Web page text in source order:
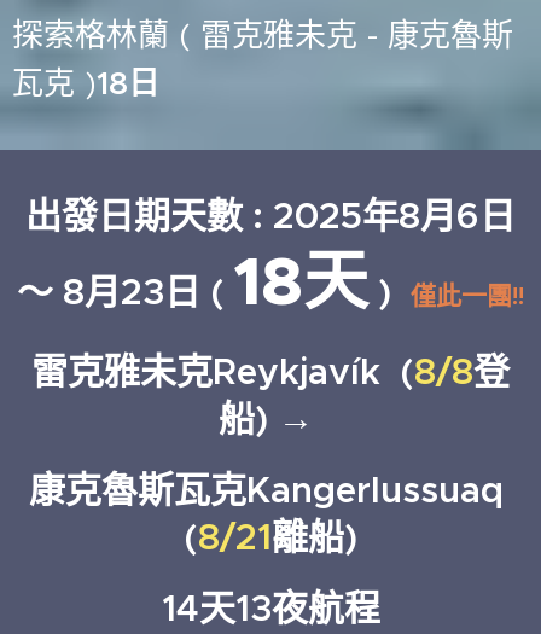
探索格林蘭 ( 雷克雅未克 - 康克魯斯
瓦克 )18日
出發日期天數 : 2025年8月6日
～ 8月23日 ( 18天) 僅此一團!!
雷克雅未克Reykjavík (8/8登
船) →
康克魯斯瓦克Kangerlussuaq
(8/21離船)
14天13夜航程